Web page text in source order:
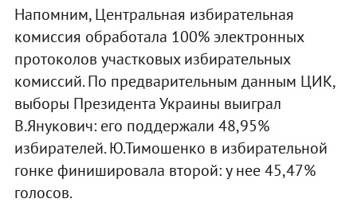
Напомним, Центральная избирательная
комиссия обработала 100% электронных
протоколов участковых избирательных
комиссий. По предварительным данным ЦИК,
выборы Президента Украины выиграл
В.Янукович: его поддержали 48,95%
избирателей. Ю.Тимошенко в избирательной
гонке финишировала второй: у нее 45,47%
голосов.